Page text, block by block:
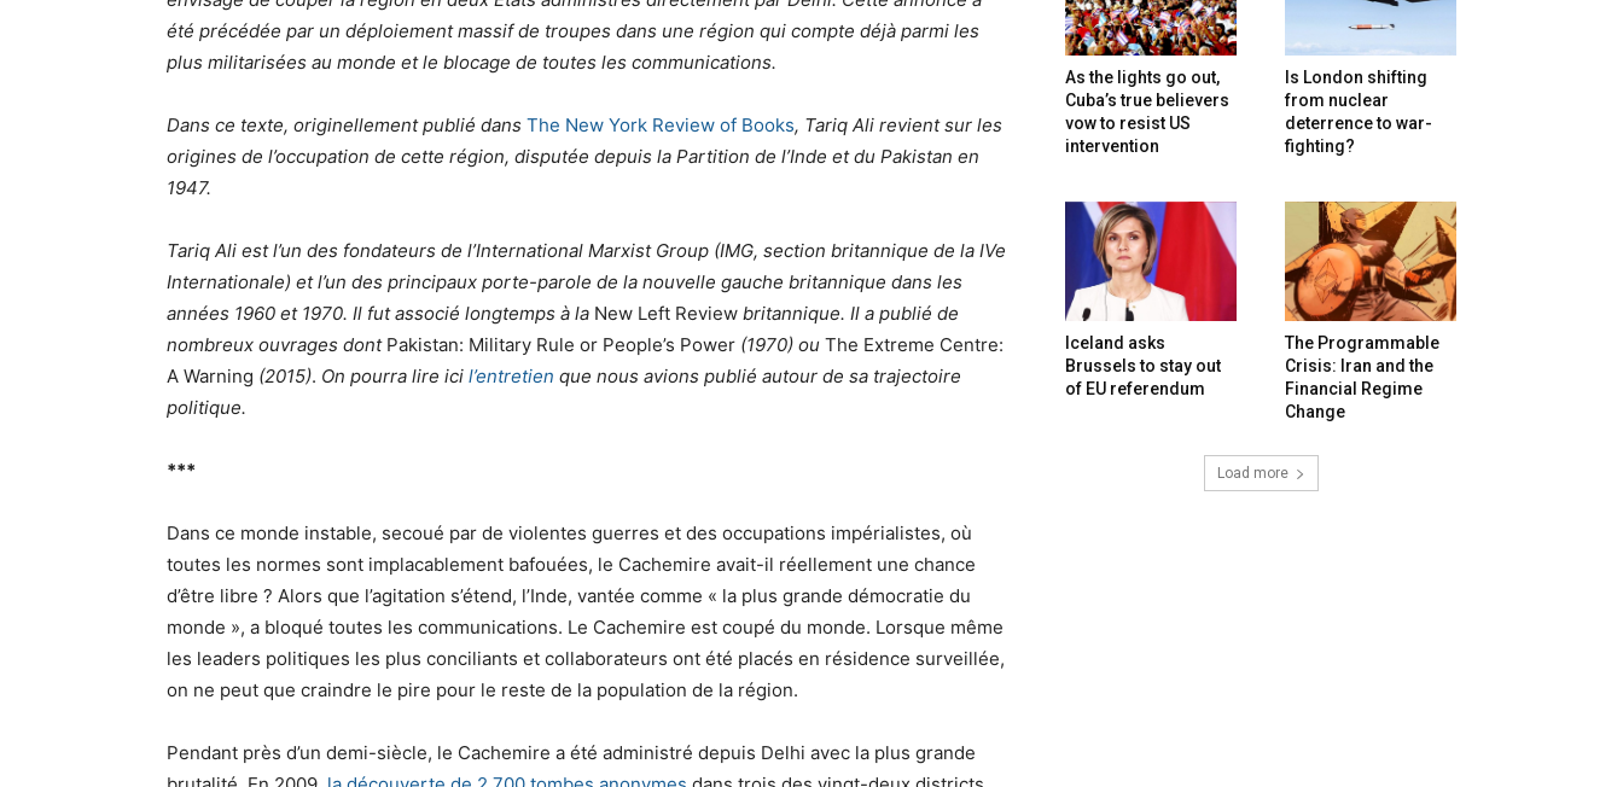
été précédée par un déploiement massif de troupes dans une région qui compte déjà parmi les
plus militarisées au monde et le blocage de toutes les communications.
Dans ce texte, originellement publié dans The New York Review of Books, Tariq Ali revient sur les
origines de l’occupation de cette région, disputée depuis la Partition de l’Inde et du Pakistan en
1947.
Tariq Ali est l’un des fondateurs de l’International Marxist Group (IMG, section britannique de la IVe
Internationale) et l’un des principaux porte-parole de la nouvelle gauche britannique dans les
années 1960 et 1970. Il fut associé longtemps à la New Left Review britannique. Il a publié de
nombreux ouvrages dont Pakistan: Military Rule or People’s Power (1970) ou The Extreme Centre:
A Warning (2015). On pourra lire ici l’entretien que nous avions publié autour de sa trajectoire
politique.
***
Dans ce monde instable, secoué par de violentes guerres et des occupations impérialistes, où
toutes les normes sont implacablement bafouées, le Cachemire avait-il réellement une chance
d’être libre ? Alors que l’agitation s’étend, l’Inde, vantée comme « la plus grande démocratie du
monde », a bloqué toutes les communications. Le Cachemire est coupé du monde. Lorsque même
les leaders politiques les plus conciliants et collaborateurs ont été placés en résidence surveillée,
on ne peut que craindre le pire pour le reste de la population de la région.
Pendant près d’un demi-siècle, le Cachemire a été administré depuis Delhi avec la plus grande
As the lights go out,
Cuba’s true believers
vow to resist US
intervention
Is London shifting
from nuclear
deterrence to war-
fighting?
Iceland asks
Brussels to stay out
of EU referendum
The Programmable
Crisis: Iran and the
Financial Regime
Change
Load more